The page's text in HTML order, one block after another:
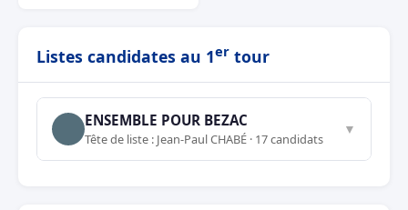
Listes candidates au 1er tour
ENSEMBLE POUR BEZAC
Tête de liste : Jean-Paul CHABÉ · 17 candidats
▼